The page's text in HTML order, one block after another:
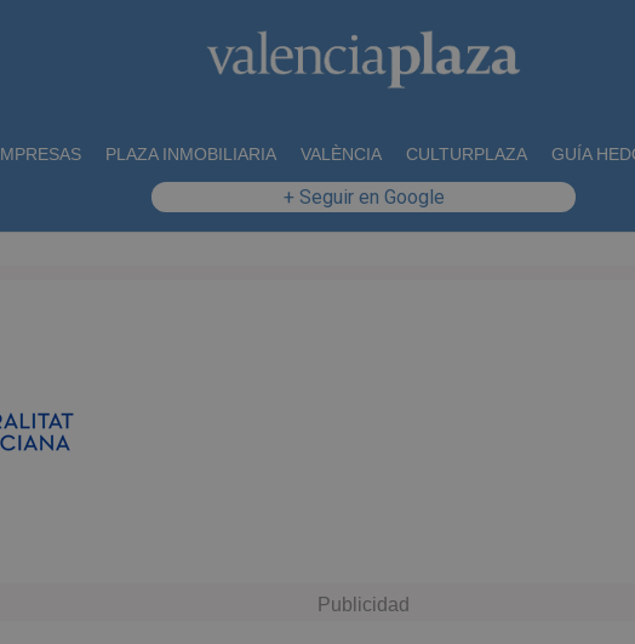
PLAZA INMOBILIARIA VALÈNCIA CULTURPLAZA GUÍA
+ Seguir en Google